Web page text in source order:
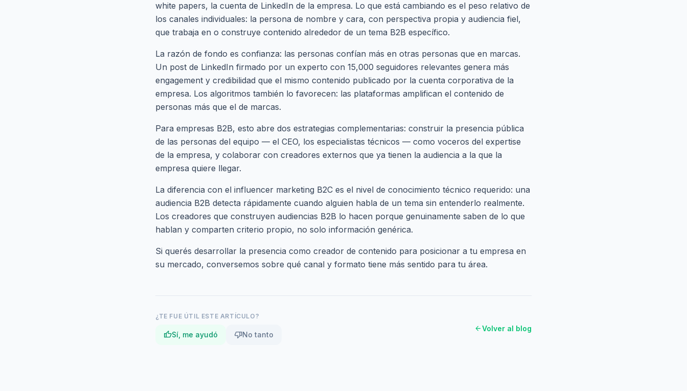
white papers, la cuenta de LinkedIn de la empresa. Lo que está cambiando es el peso relativo de
los canales individuales: la persona de nombre y cara, con perspectiva propia y audiencia fiel,
que trabaja en o construye contenido alrededor de un tema B2B específico.
La razón de fondo es confianza: las personas confían más en otras personas que en marcas.
Un post de LinkedIn firmado por un experto con 15,000 seguidores relevantes genera más
engagement y credibilidad que el mismo contenido publicado por la cuenta corporativa de la
empresa. Los algoritmos también lo favorecen: las plataformas amplifican el contenido de
personas más que el de marcas.
Para empresas B2B, esto abre dos estrategias complementarias: construir la presencia pública
de las personas del equipo — el CEO, los especialistas técnicos — como voceros del expertise
de la empresa, y colaborar con creadores externos que ya tienen la audiencia a la que la
empresa quiere llegar.
La diferencia con el influencer marketing B2C es el nivel de conocimiento técnico requerido: una
audiencia B2B detecta rápidamente cuando alguien habla de un tema sin entenderlo realmente.
Los creadores que construyen audiencias B2B lo hacen porque genuinamente saben de lo que
hablan y comparten criterio propio, no solo información genérica.
Si querés desarrollar la presencia como creador de contenido para posicionar a tu empresa en
su mercado, conversemos sobre qué canal y formato tiene más sentido para tu área.
¿TE FUE ÚTIL ESTE ARTÍCULO?
thumb_upSí, me ayudó thumb_downNo tanto
arrow_backVolver al blog